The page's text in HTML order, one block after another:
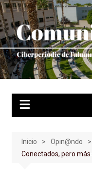
Saltar
al
contenido
Inicio
Opin@ndo
Conectados, pero